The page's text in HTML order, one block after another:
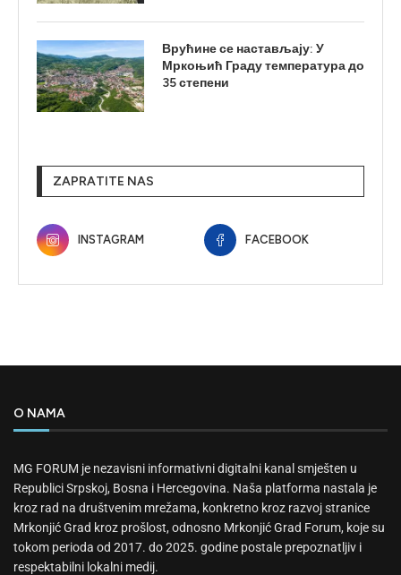
Врућине се настављају: У
Мркоњић Граду температура до
35 степени
ZAPRATITE NAS
INSTAGRAM FACEBOOK
O NAMA
MG FORUM je nezavisni informativni digitalni kanal smješten u
Republici Srpskoj, Bosna i Hercegovina. Naša platforma nastala je
kroz rad na društvenim mrežama, konkretno kroz razvoj stranice
Mrkonjić Grad kroz prošlost, odnosno Mrkonjić Grad Forum, koje su
tokom perioda od 2017. do 2025. godine postale prepoznatljiv i
respektabilni lokalni medij.